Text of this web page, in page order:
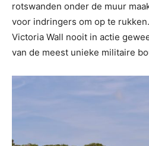
rotswanden onder de muur
voor indringers om op te
Victoria Wall nooit in actie
van de meest unieke militaire